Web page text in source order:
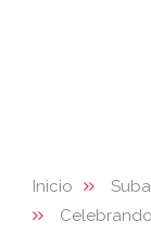
Inicio